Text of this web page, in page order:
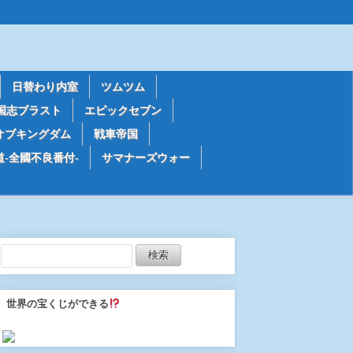
日替わり内室
ツムツム
志ブラスト
エピックセブン
ブキングダム
戦車帝国
-全國不良番付-
サマナーズウォー
世界の宝くじができる